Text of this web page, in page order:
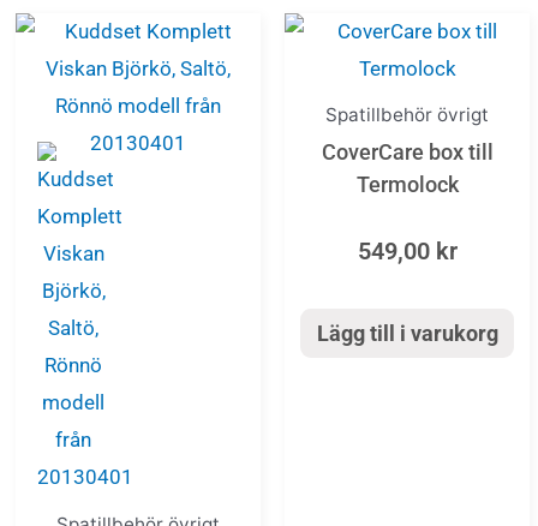
Spatillbehör övrigt
CoverCare box till
Termolock
549,00 kr
Lägg till i varukorg